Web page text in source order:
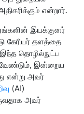
என்றார்.
இயக்குனர்
கேரியர் தளத்தை
இந்த தொழில்நுட்ப
வேண்டும், இன்றைய
என்று அவர்
(AI)
அவர்